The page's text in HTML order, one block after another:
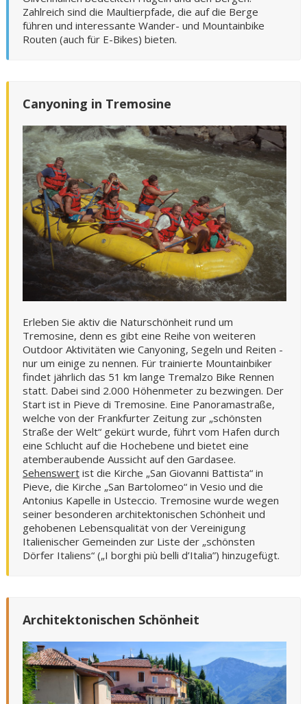
Zahlreich sind die Maultierpfade, die auf die Berge
führen und interessante Wander- und Mountainbike
Routen (auch für E-Bikes) bieten.
Canyoning in Tremosine
Erleben Sie aktiv die Naturschönheit rund um
Tremosine, denn es gibt eine Reihe von weiteren
Outdoor Aktivitäten wie Canyoning, Segeln und Reiten -
nur um einige zu nennen. Für trainierte Mountainbiker
findet jährlich das 51 km lange Tremalzo Bike Rennen
statt. Dabei sind 2.000 Höhenmeter zu bezwingen. Der
Start ist in Pieve di Tremosine. Eine Panoramastraße,
welche von der Frankfurter Zeitung zur „schönsten
Straße der Welt“ gekürt wurde, führt vom Hafen durch
eine Schlucht auf die Hochebene und bietet eine
atemberaubende Aussicht auf den Gardasee.
Sehenswert ist die Kirche „San Giovanni Battista“ in
Pieve, die Kirche „San Bartolomeo“ in Vesio und die
Antonius Kapelle in Usteccio. Tremosine wurde wegen
seiner besonderen architektonischen Schönheit und
gehobenen Lebensqualität von der Vereinigung
Italienischer Gemeinden zur Liste der „schönsten
Dörfer Italiens“ („I borghi più belli d’Italia”) hinzugefügt.
Architektonischen Schönheit